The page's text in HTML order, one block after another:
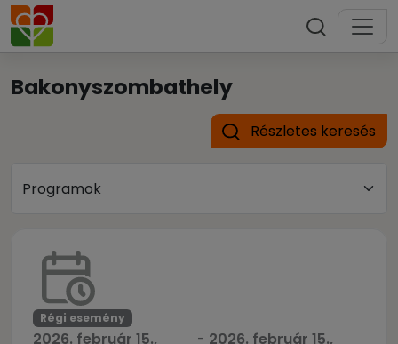
Bakonyszombathely
Részletes keresés
Régi esemény
2026. február 15.,
- 2026. február 15.,